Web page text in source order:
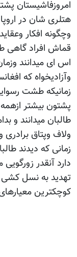
امروزفاشیستان
هتلری شان در
وچگونه افکار
قماش افراد گاهی
اس ای میدانند
وآزادیخواه که
زمانیکه طشت
پشتون بیشتر
طالبان میدانند و
ولاف وپتاق
زمانی که دیدند
دارد آنقدر
تهدید به نسل کشی
کوچکترین